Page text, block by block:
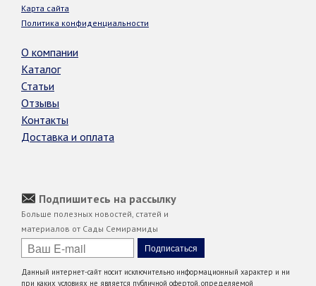
Карта сайта
Политика конфиденциальности
О компании
Каталог
Статьи
Отзывы
Контакты
Доставка и оплата
Подпишитесь на рассылку
Больше полезных новостей, статей и
материалов от Сады Семирамиды
Данный интернет-сайт носит исключительно информационный характер и ни
при каких условиях не является публичной офертой, определяемой